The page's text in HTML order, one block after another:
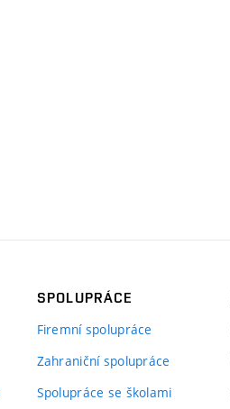
SPOLUPRÁCE
Firemní spolupráce
Zahraniční spolupráce
Spolupráce se školami